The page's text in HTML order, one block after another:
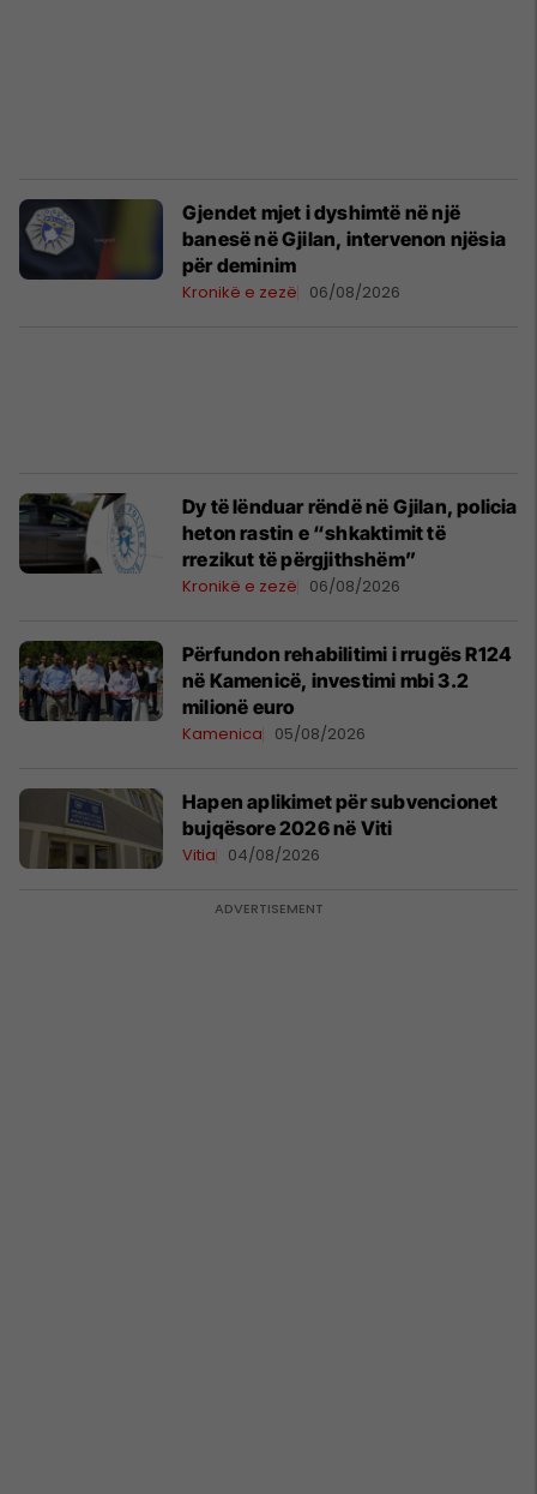
Gjendet mjet i dyshimtë në një
banesë në Gjilan, intervenon njësia
për deminim
Kronikë e zezë 06/08/2026
Dy të lënduar rëndë në Gjilan, policia
heton rastin e “shkaktimit të
rrezikut të përgjithshëm”
Kronikë e zezë 06/08/2026
Përfundon rehabilitimi i rrugës R124
në Kamenicë, investimi mbi 3.2
milionë euro
Kamenica 05/08/2026
Hapen aplikimet për subvencionet
bujqësore 2026 në Viti
Vitia 04/08/2026